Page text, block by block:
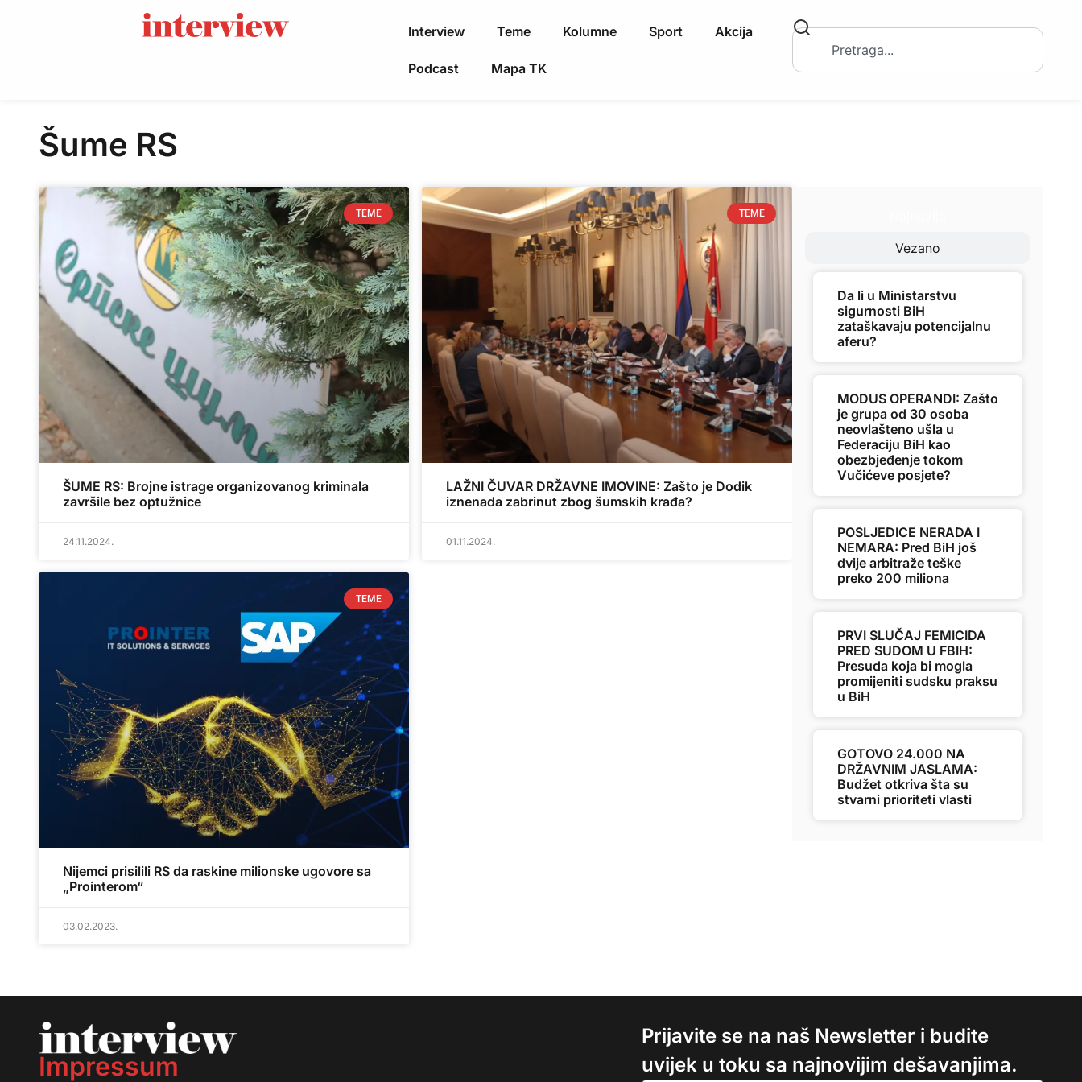
Interview Teme Kolumne Sport Akcija
Podcast Mapa TK
Šume RS
TEME
ŠUME RS: Brojne istrage organizovanog kriminala
završile bez optužnice
24.11.2024.
TEME
LAŽNI ČUVAR DRŽAVNE IMOVINE: Zašto je Dodik
iznenada zabrinut zbog šumskih krađa?
01.11.2024.
TEME
Nijemci prisilili RS da raskine milionske ugovore sa
„Prointerom“
03.02.2023.
Vezano
Da li u Ministarstvu
sigurnosti BiH
zataškavaju potencijalnu
aferu?
MODUS OPERANDI: Zašto
je grupa od 30 osoba
neovlašteno ušla u
Federaciju BiH kao
obezbjeđenje tokom
Vučićeve posjete?
POSLJEDICE NERADA I
NEMARA: Pred BiH još
dvije arbitraže teške
preko 200 miliona
PRVI SLUČAJ FEMICIDA
PRED SUDOM U FBIH:
Presuda koja bi mogla
promijeniti sudsku praksu
u BiH
GOTOVO 24.000 NA
DRŽAVNIM JASLAMA:
Budžet otkriva šta su
stvarni prioriteti vlasti
Impressum
Prijavite se na naš Newsletter i budite
uvijek u toku sa najnovijim dešavanjima.